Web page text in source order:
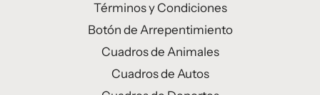
Términos y Condiciones
Botón de Arrepentimiento
Cuadros de Animales
Cuadros de Autos